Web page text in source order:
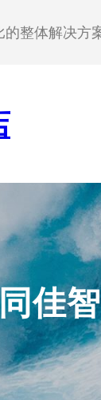
的整体解决方
佳